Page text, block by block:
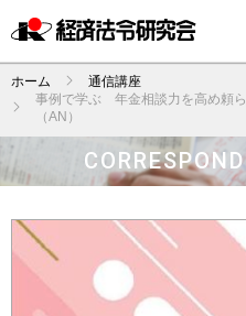
ホーム
通信講座
事例で学ぶ 年金相談力を高め頼
（AN）